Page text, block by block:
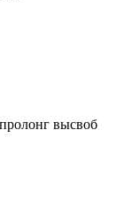
высвоб